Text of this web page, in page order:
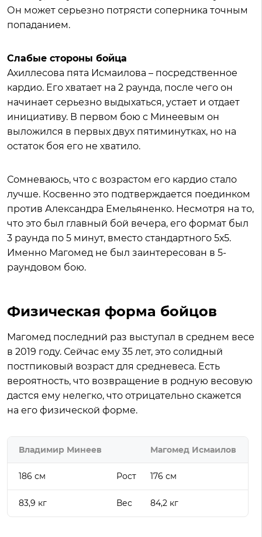
Он может серьезно потрясти соперника точным
попаданием.
Слабые стороны бойца
Ахиллесова пята Исмаилова – посредственное
кардио. Его хватает на 2 раунда, после чего он
начинает серьезно выдыхаться, устает и отдает
инициативу. В первом бою с Минеевым он
выложился в первых двух пятиминутках, но на
остаток боя его не хватило.
Сомневаюсь, что с возрастом его кардио стало
лучше. Косвенно это подтверждается поединком
против Александра Емельяненко. Несмотря на то,
что это был главный бой вечера, его формат был
3 раунда по 5 минут, вместо стандартного 5х5.
Именно Магомед не был заинтересован в 5-
раундовом бою.
Физическая форма бойцов
Магомед последний раз выступал в среднем весе
в 2019 году. Сейчас ему 35 лет, это солидный
постпиковый возраст для средневеса. Есть
вероятность, что возвращение в родную весовую
дастся ему нелегко, что отрицательно скажется
на его физической форме.
Владимир Минеев Магомед Исмаилов
186 см Рост 176 см
83,9 кг Вес 84,2 кг